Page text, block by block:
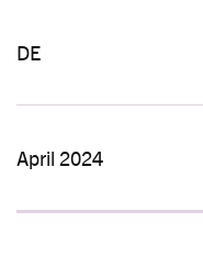
DE
April 2024